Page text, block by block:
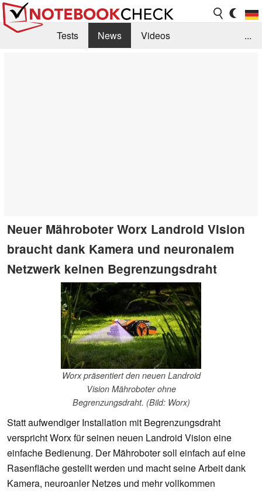
Tests News
Videos
...
Neuer Mähroboter Worx Landroid Vision
braucht dank Kamera und neuronalem
Netzwerk keinen Begrenzungsdraht
Worx präsentiert den neuen Landroid
Vision Mähroboter ohne
Begrenzungsdraht. (Bild: Worx)
Statt aufwendiger Installation mit Begrenzungsdraht
verspricht Worx für seinen neuen Landroid Vision eine
einfache Bedienung. Der Mähroboter soll einfach auf eine
Rasenfläche gestellt werden und macht seine Arbeit dank
Kamera, neuroanler Netzes und mehr vollkommen